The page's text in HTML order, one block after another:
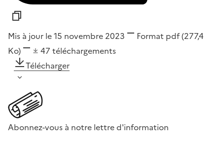
Mis à jour le 15 novembre 2023 Format pdf(277,4
Ko)
47 téléchargements
Télécharger
Abonnez-vous à notre lettre d'information